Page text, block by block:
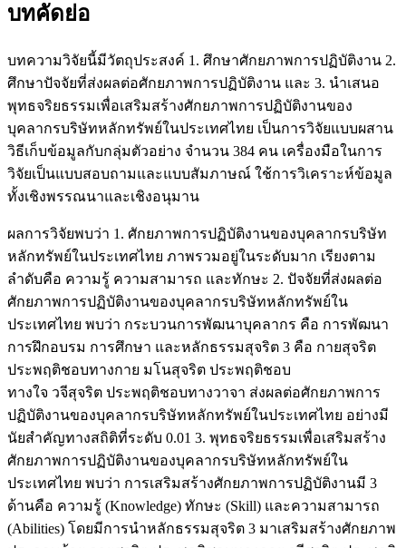
บทคัดย่อ
บทความวิจัยนี้มีวัตถุประสงค์ 1. ศึกษาศักยภาพการปฏิบัติงาน 2.
ศึกษาปัจจัยที่ส่งผลต่อศักยภาพการปฏิบัติงาน และ 3. นำเสนอ
พุทธจริยธรรมเพื่อเสริมสร้างศักยภาพการปฏิบัติงานของ
บุคลากรบริษัทหลักทรัพย์ในประเทศไทย เป็นการวิจัยแบบผสาน
วิธีเก็บข้อมูลกับกลุ่มตัวอย่าง จำนวน 384 คน เครื่องมือในการ
วิจัยเป็นแบบสอบถามและแบบสัมภาษณ์ ใช้การวิเคราะห์ข้อมูล
ทั้งเชิงพรรณนาและเชิงอนุมาน
ผลการวิจัยพบว่า 1. ศักยภาพการปฏิบัติงานของบุคลากรบริษัท
หลักทรัพย์ในประเทศไทย ภาพรวมอยู่ในระดับมาก เรียงตาม
ลำดับคือ ความรู้ ความสามารถ และทักษะ 2. ปัจจัยที่ส่งผลต่อ
ศักยภาพการปฏิบัติงานของบุคลากรบริษัทหลักทรัพย์ใน
ประเทศไทย พบว่า กระบวนการพัฒนาบุคลากร คือ การพัฒนา
การฝึกอบรม การศึกษา และหลักธรรมสุจริต 3 คือ กายสุจริต
ประพฤติชอบทางกาย มโนสุจริต ประพฤติชอบ
ทางใจ วจีสุจริต ประพฤติชอบทางวาจา ส่งผลต่อศักยภาพการ
ปฏิบัติงานของบุคลากรบริษัทหลักทรัพย์ในประเทศไทย อย่างมี
นัยสำคัญทางสถิติที่ระดับ 0.01 3. พุทธจริยธรรมเพื่อเสริมสร้าง
ศักยภาพการปฏิบัติงานของบุคลากรบริษัทหลักทรัพย์ใน
ประเทศไทย พบว่า การเสริมสร้างศักยภาพการปฏิบัติงานมี 3
ด้านคือ ความรู้ (Knowledge) ทักษะ (Skill) และความสามารถ
(Abilities) โดยมีการนำหลักธรรมสุจริต 3 มาเสริมสร้างศักยภาพ